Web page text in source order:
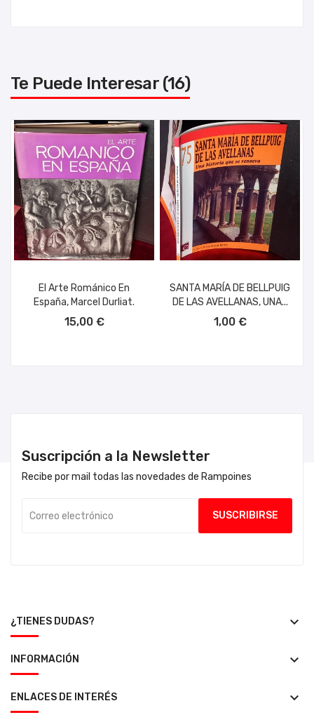
Te Puede Interesar (16)
El Arte Románico En
España, Marcel Durliat.
15,00 €
SANTA MARÍA DE BELLPUIG
DE LAS AVELLANAS, UNA...
1,00 €
Suscripción a la Newsletter
Recibe por mail todas las novedades de Rampoines
¿TIENES DUDAS? keyboard_arrow_down
INFORMACIÓN keyboard_arrow_down
ENLACES DE INTERÉS keyboard_arrow_down